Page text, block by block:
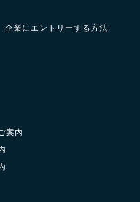
企業にエントリーする方法
案内